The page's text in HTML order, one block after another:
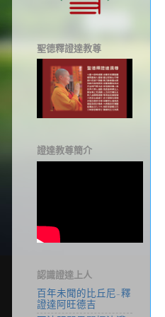
聖德釋證達教尊
證達教尊簡介
認識證達上人
百年未聞的比丘尼-釋
證達阿旺德吉